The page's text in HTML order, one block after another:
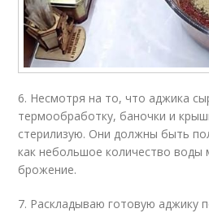
6. Несмотря на то, что аджика
термообработку, баночки и
стерилизую. Они должны быть
как небольшое количество
брожение.
7. Раскладываю готовую аджику